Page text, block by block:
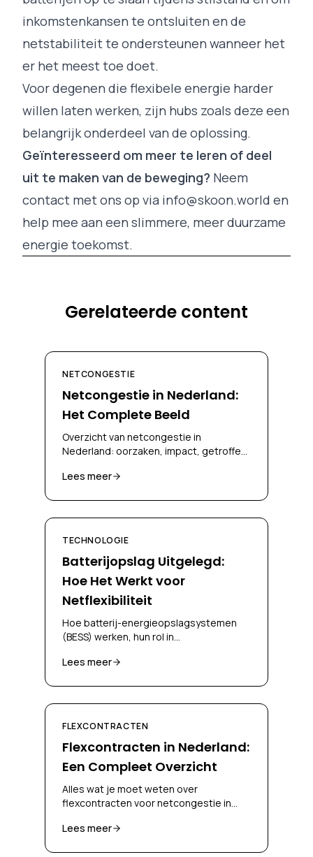
inkomstenkansen te ontsluiten en de
netstabiliteit te ondersteunen wanneer het
er het meest toe doet.
Voor degenen die flexibele energie harder
willen laten werken, zijn hubs zoals deze een
belangrijk onderdeel van de oplossing.
Geïnteresseerd om meer te leren of deel
uit te maken van de beweging? Neem
contact met ons op via info@skoon.world en
help mee aan een slimmere, meer duurzame
energie toekomst.
Gerelateerde content
NETCONGESTIE
Netcongestie in Nederland:
Het Complete Beeld
Overzicht van netcongestie in
Nederland: oorzaken, impact, getroffen
netbeheerders.
Lees meer
TECHNOLOGIE
Batterijopslag Uitgelegd:
Hoe Het Werkt voor
Netflexibiliteit
Hoe batterij-energieopslagsystemen
(BESS) werken, hun rol in
ze kunnen inzetten voor flexcontracten.
Lees meer
FLEXCONTRACTEN
Flexcontracten in Nederland:
Een Compleet Overzicht
Alles wat je moet weten over
flexcontracten voor netcongestie in
congestieverzachtende maatregelen.
Lees meer